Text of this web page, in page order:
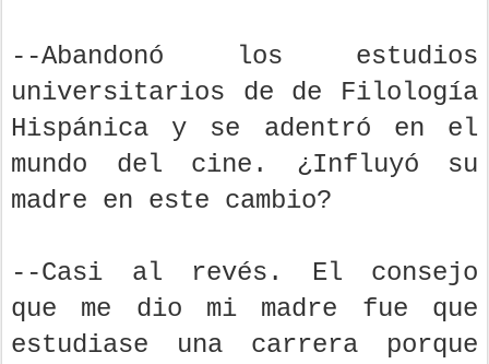
--Abandonó los estudios
universitarios de de Filología
Hispánica y se adentró en el
mundo del cine. ¿Influyó su
madre en este cambio?
--Casi al revés. El consejo
que me dio mi madre fue que
estudiase una carrera porque